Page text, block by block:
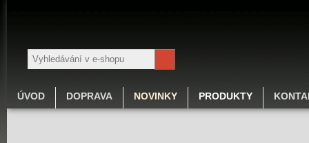
ÚVOD DOPRAVA NOVINKY PRODUKTY